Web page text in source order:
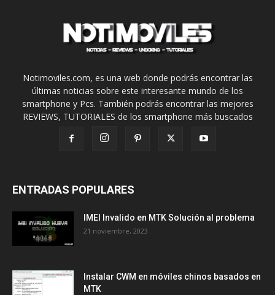
Notimoviles.com, es una web donde podrás encontrar las
últimas noticias sobre este interesante mundo de los
smartphone y Pcs. También podrás encontrar las mejores
REVIEWS, TUTORIALES de los smartphone más buscados
ENTRADAS POPULARES
IMEI Invalido en MTK Solución al problema
21 noviembre, 2023
Instalar CWM en móviles chinos basados en
MTK